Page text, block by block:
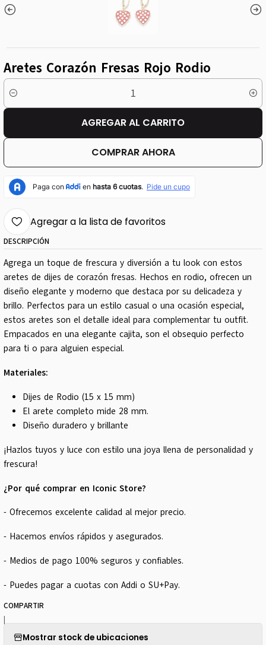
Aretes Corazón Fresas Rojo Rodio
Cantidad
AGREGAR AL CARRITO
COMPRAR AHORA
Agregar a la lista de favoritos
DESCRIPCIÓN
Agrega un toque de frescura y diversión a tu look con estos
aretes de dijes de corazón fresas. Hechos en rodio, ofrecen un
diseño elegante y moderno que destaca por su delicadeza y
brillo. Perfectos para un estilo casual o una ocasión especial,
estos aretes son el detalle ideal para complementar tu outfit.
Empacados en una elegante cajita, son el obsequio perfecto
para ti o para alguien especial.
Materiales:
Dijes de Rodio (15 x 15 mm)
El arete completo mide 28 mm.
Diseño duradero y brillante
¡Hazlos tuyos y luce con estilo una joya llena de personalidad y
frescura!
¿Por qué comprar en Iconic Store?
- Ofrecemos excelente calidad al mejor precio.
- Hacemos envíos rápidos y asegurados.
- Medios de pago 100% seguros y confiables.
- Puedes pagar a cuotas con Addi o SU+Pay.
COMPARTIR
|
Mostrar stock de ubicaciones